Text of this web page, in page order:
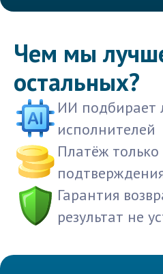
Чем мы
остальных?
ИИ подбирает
исполнителей
Платёж только
Гарантия
результат не